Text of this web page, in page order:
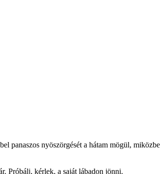
nyöszörgését a hátam mögül,
Próbálj, kérlek, a saját lábadon jönni.